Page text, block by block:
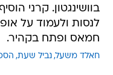
בוושינגטון. קרני
לנסות ולעמוד על
חמאס ופתח בקהיר.
חאלד משעל נביל שעת